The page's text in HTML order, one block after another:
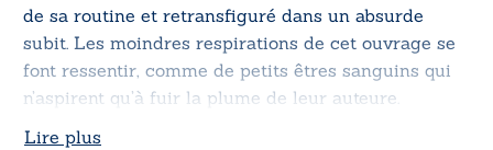
de sa routine et retransfiguré dans un absurde
subit. Les moindres respirations de cet ouvrage se
font ressentir, comme de petits êtres sanguins qui
n’aspirent qu’à fuir la plume de leur auteure.
Lire plus